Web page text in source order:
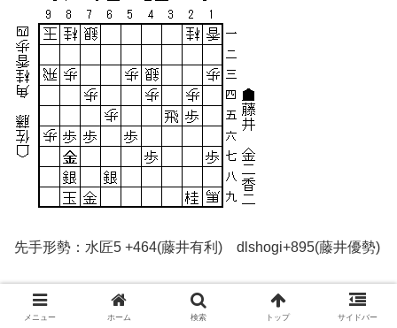
先手形勢：水匠5 +464(藤井有利) dlshogi+895(藤井優勢)
Bonanza6.0(プロの棋力に近い)+553(藤井優勢)
メニュー ホーム 検索 トップ サイドバー